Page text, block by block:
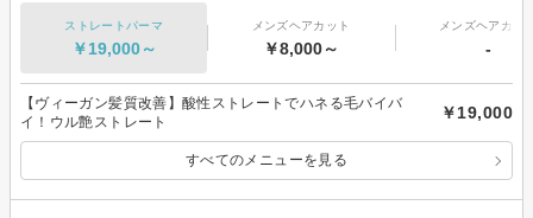
ストレートパーマ
￥19,000～
メンズヘアカット
￥8,000～
メンズヘアカラ
-
【ヴィーガン髪質改善】酸性ストレートでハネる毛バイバ
イ！ウル艶ストレート
￥19,000
すべてのメニューを見る